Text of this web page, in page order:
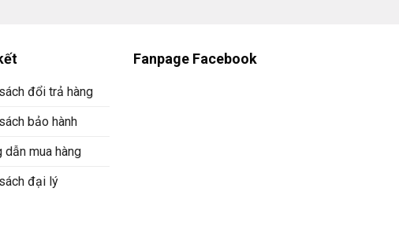
đổi trả hàng
bảo hành
dẫn mua hàng
đại lý
Fanpage Facebook